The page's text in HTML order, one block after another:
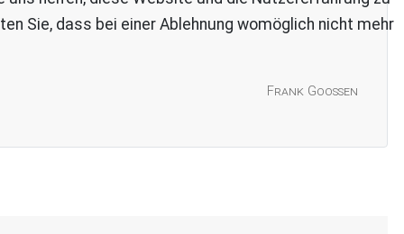
Frank Goossen
Sie, dass bei einer Ablehnung womöglich nicht mehr